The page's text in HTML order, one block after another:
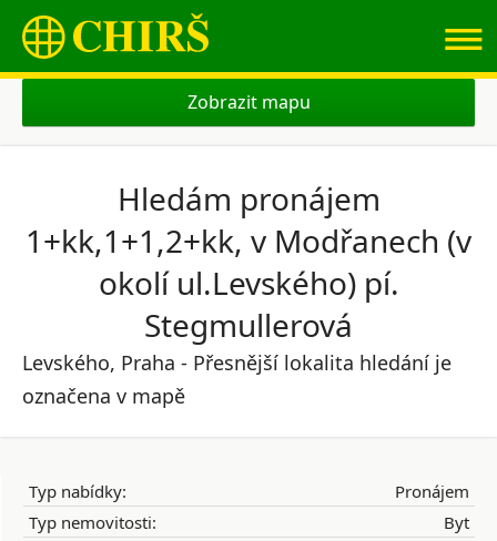
≡
Zobrazit mapu
Hledám pronájem
1+kk,1+1,2+kk, v Modřanech (v
okolí ul.Levského) pí.
Stegmullerová
Levského, Praha - Přesnější lokalita hledání je
označena v mapě
Typ nabídky:
Pronájem
Typ nemovitosti:
Byt